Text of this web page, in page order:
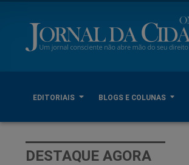
EDITORIAIS BLOGS E COLUNAS
DESTAQUE AGORA